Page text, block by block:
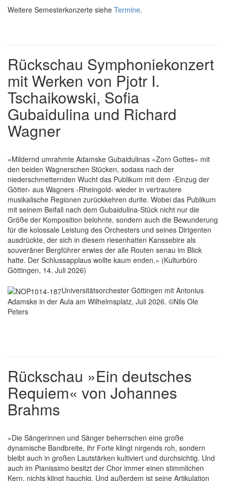
Weitere Semesterkonzerte siehe Termine.
Rückschau Symphoniekonzert
mit Werken von Pjotr I.
Tschaikowski, Sofia
Gubaidulina und Richard
Wagner
»Mildernd umrahmte Adamske Gubaidulinas »Zorn Gottes« mit
den beiden Wagnerschen Stücken, sodass nach der
niederschmetternden Wucht das Publikum mit dem ›Einzug der
Götter‹ aus Wagners ›Rheingold‹ wieder in vertrautere
musikalische Regionen zurückkehren durite. Wobei das Publikum
mit seinem Beifall nach dem Gubaidulina-Stück nicht nur die
Größe der Komposition belohnte, sondern auch die Bewunderung
für die kolossale Leistung des Orchesters und seines Dirigenten
ausdrückte, der sich in diesem riesenhatten Kanssebire als
souveräner Bergführer erwies der alle Routen senau im Blick
hatte. Der Schlussapplaus wollte kaum enden.« (Kulturbüro
Göttingen, 14. Juli 2026)
Universitätsorchester Göttingen mit Antonius
Adamske in der Aula am Wilhelmsplatz, Juli 2026. ©Nils Ole
Peters
Rückschau »Ein deutsches
Requiem« von Johannes
Brahms
»Die Sängerinnen und Sänger beherrschen eine große
dynamische Bandbreite, ihr Forte klingt nirgends roh, sondern
bleibt auch in großen Lautstärken kultiviert und durchsichtig. Und
auch im Pianissimo besitzt der Chor immer einen stimmlichen
Kern, nichts klingt hauchig. Und außerdem ist seine Artikulation